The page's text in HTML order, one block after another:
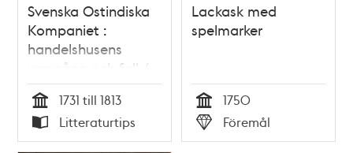
Svenska Ostindiska
Kompaniet :
handelshusens
uppgång och fall /
Lennart
Jarnhammar
Tid
1731 till 1813
Typ
Litteraturtips
Lackask med
spelmarker
Tid
1750
Typ
Föremål